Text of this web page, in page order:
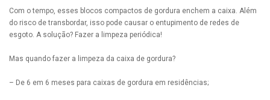
Com o tempo, esses blocos compactos de gordura enchem a caixa. Além
do risco de transbordar, isso pode causar o entupimento de redes de
esgoto. A solução? Fazer a limpeza periódica!
Mas quando fazer a limpeza da caixa de gordura?
– De 6 em 6 meses para caixas de gordura em residências;